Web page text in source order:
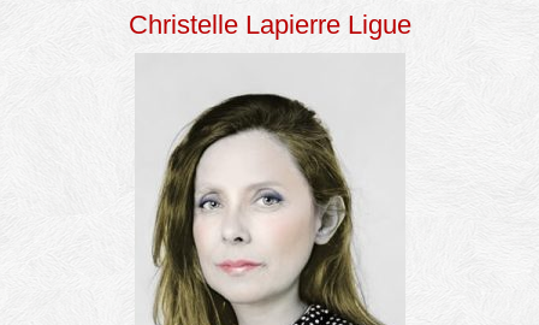
Christelle Lapierre Ligue